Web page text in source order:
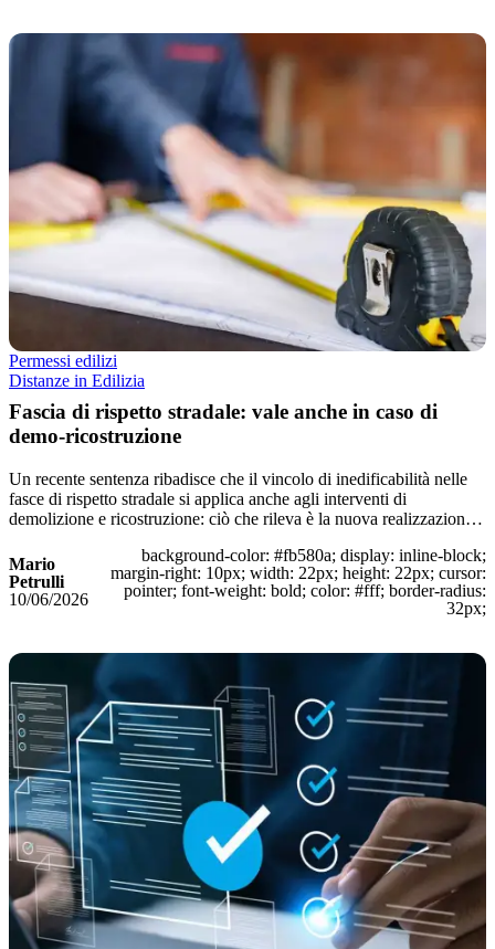
Permessi edilizi
Distanze in Edilizia
Fascia di rispetto stradale: vale anche in caso di
demo-ricostruzione
Un recente sentenza ribadisce che il vincolo di inedificabilità nelle
fasce di rispetto stradale si applica anche agli interventi di
demolizione e ricostruzione: ciò che rileva è la nuova realizzazion…
Mario
Petrulli
10/06/2026
background-color: #fb580a; display: inline-block;
margin-right: 10px; width: 22px; height: 22px; cursor:
pointer; font-weight: bold; color: #fff; border-radius:
32px;